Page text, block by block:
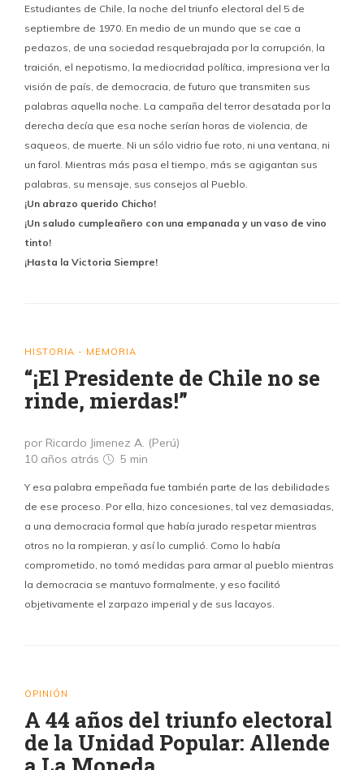
Estudiantes de Chile, la noche del triunfo electoral del 5 de
septiembre de 1970. En medio de un mundo que se cae a
pedazos, de una sociedad resquebrajada por la corrupción, la
traición, el nepotismo, la mediocridad política, impresiona ver la
visión de país, de democracia, de futuro que transmiten sus
palabras aquella noche. La campaña del terror desatada por la
derecha decía que esa noche serían horas de violencia, de
saqueos, de muerte. Ni un sólo vidrio fue roto, ni una ventana, ni
un farol. Mientras más pasa el tiempo, más se agigantan sus
palabras, su mensaje, sus consejos al Pueblo.
¡Un abrazo querido Chicho!
¡Un saludo cumpleañero con una empanada y un vaso de vino
tinto!
¡Hasta la Victoria Siempre!
HISTORIA - MEMORIA
“¡El Presidente de Chile no se
rinde, mierdas!”
por Ricardo Jimenez A. (Perú)
10 años atrás
5 min
Y esa palabra empeñada fue también parte de las debilidades
de ese proceso. Por ella, hizo concesiones, tal vez demasiadas,
a una democracia formal que había jurado respetar mientras
otros no la rompieran, y así lo cumplió. Como lo había
comprometido, no tomó medidas para armar al pueblo mientras
la democracia se mantuvo formalmente, y eso facilitó
objetivamente el zarpazo imperial y de sus lacayos.
OPINIÓN
A 44 años del triunfo electoral
de la Unidad Popular: Allende